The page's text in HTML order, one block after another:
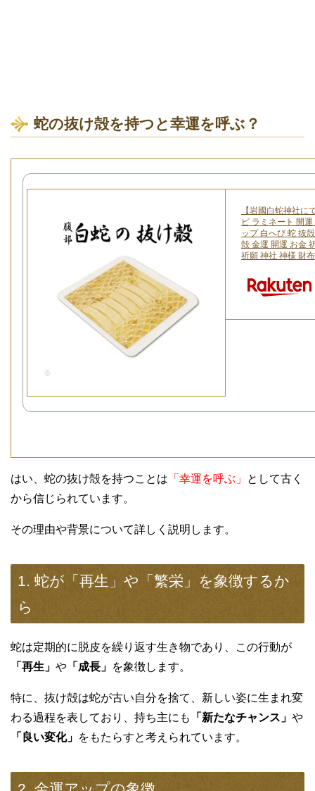
蛇の抜け殻を持つと幸運を呼ぶ？
【岩國白蛇神社に
ビ ラミネート 開
ップ 白へび 蛇 抜
殻 金運 開運 お金
祈願 神社 神様 財
はい、蛇の抜け殻を持つことは 「幸運を呼ぶ」
として古く
から信じられています。
その理由や背景について詳しく説明します。
1. 蛇が「再生」や「繁栄」を象徴するか
ら
蛇は定期的に脱皮を繰り返す生き物であり、この行動が
「再生」 や 「成長」 を象徴します。
特に、抜け殻は蛇が古い自分を捨て、新しい姿に生まれ変
わる過程を表しており、持ち主にも
「新たなチャンス」 や
「良い変化」 をもたらすと考えられています。